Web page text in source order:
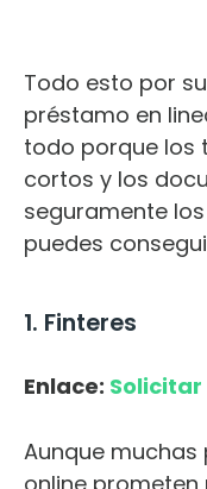
Todo esto por
préstamo en
todo porque los
cortos y los
seguramente
puedes
1. Finteres
Enlace:
Aunque